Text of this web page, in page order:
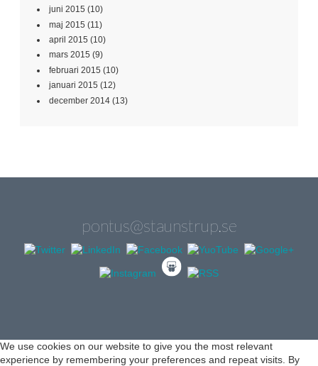
juni 2015 (10)
maj 2015 (11)
april 2015 (10)
mars 2015 (9)
februari 2015 (10)
januari 2015 (12)
december 2014 (13)
pontus@staunstrup.se
We use cookies on our website to give you the most relevant
experience by remembering your preferences and repeat visits. By